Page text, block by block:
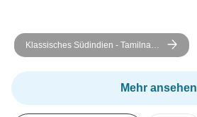
Klassisches Südindien - Tamilnadu
und Kerala
Mehr ansehen